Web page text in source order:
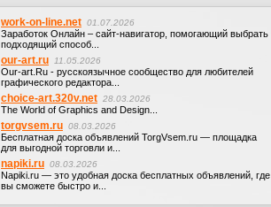
work-on-line.net 01.07.2026
Заработок Онлайн – сайт-навигатор, помогающий выбрать
подходящий способ...
our-art.ru 11.05.2026
Our-art.Ru - русскоязычное сообщество для любителей
графического редактора...
choice-art.320v.net 28.03.2026
The World of Graphics and Design...
torgvsem.ru 08.03.2026
Бесплатная доска объявлений TorgVsem.ru — площадка
для выгодной торговли и...
napiki.ru 08.03.2026
Napiki.ru — это удобная доска бесплатных объявлений, где
вы сможете быстро и...